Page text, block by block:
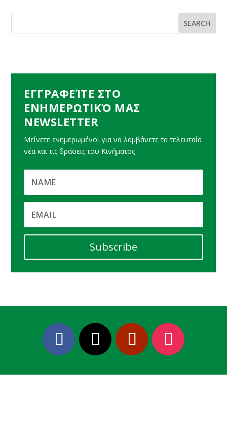
ΕΓΓΡΑΦΕΊΤΕ ΣΤΟ
ΕΝΗΜΕΡΩΤΙΚΌ ΜΑΣ
NEWSLETTER
Μείνετε ενημερωμένοι για να λαμβάνετε τα τελευταία
νέα και τις δράσεις του Κινήματος
Subscribe